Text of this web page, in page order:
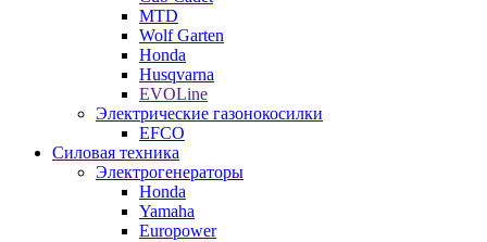
MTD
Wolf Garten
Honda
Husqvarna
EVOLine
Электрические газонокосилки
EFCO
Силовая техника
Электрогенераторы
Honda
Yamaha
Europower